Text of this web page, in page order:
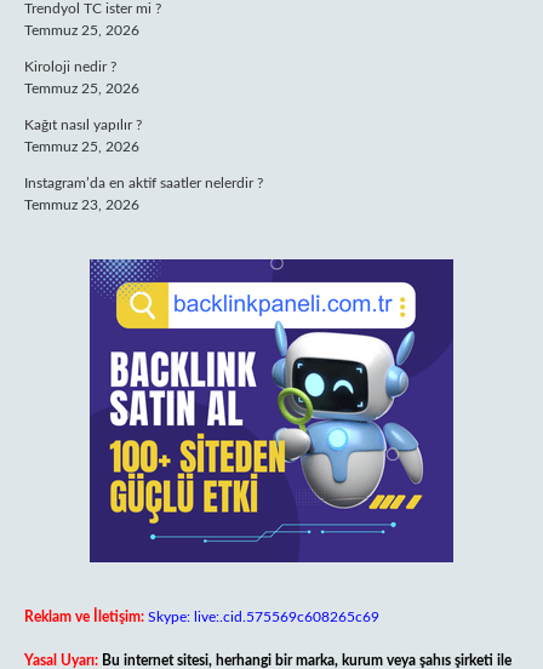
Trendyol TC ister mi ?
Temmuz 25, 2026
Kiroloji nedir ?
Temmuz 25, 2026
Kağıt nasıl yapılır ?
Temmuz 25, 2026
Instagram’da en aktif saatler nelerdir ?
Temmuz 23, 2026
Reklam ve İletişim: Skype: live:.cid.575569c608265c69
Yasal Uyarı: Bu internet sitesi, herhangi bir marka, kurum veya şahıs şirketi ile